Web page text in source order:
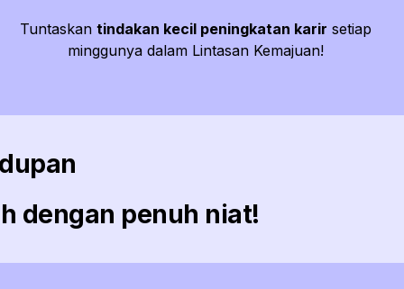
Tuntaskan tindakan kecil peningkatan karir setiap
minggunya dalam Lintasan Kemajuan!
dengan penuh niat!